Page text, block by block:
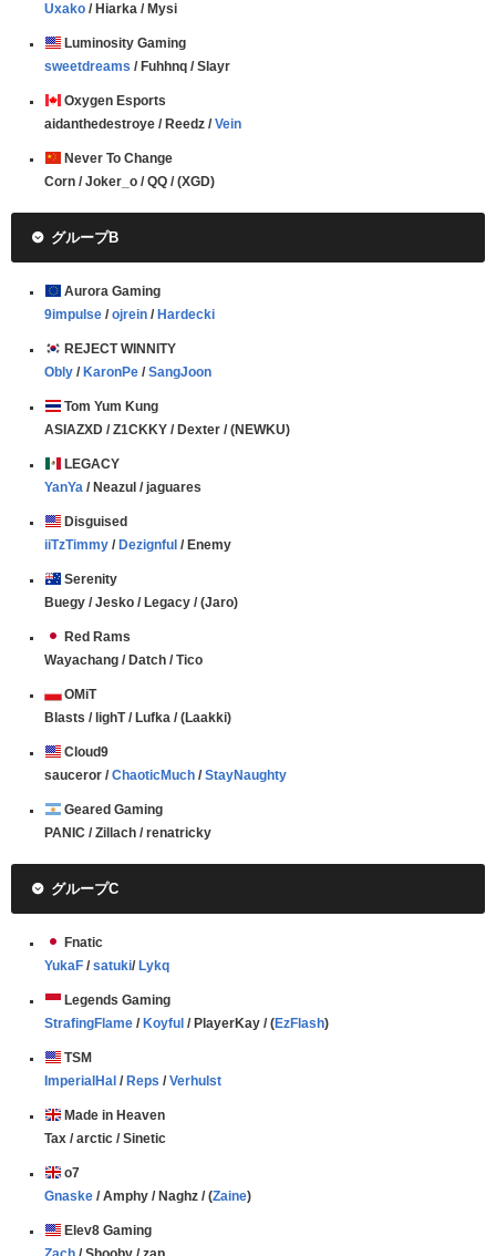
Uxako / Hiarka / Mysi
Luminosity Gaming
sweetdreams / Fuhhnq / Slayr
Oxygen Esports
aidanthedestroye / Reedz /Vein
Never To Change
Corn / Joker_o / QQ / (XGD)
グループB
Aurora Gaming
9impulse /ojrein / Hardecki
REJECT WINNITY
Obly / KaronPe /SangJoon
Tom Yum Kung
ASIAZXD / Z1CKKY / Dexter / (NEWKU)
LEGACY
YanYa / Neazul / jaguares
Disguised
iiTzTimmy / Dezignful / Enemy
Serenity
Buegy / Jesko / Legacy / (Jaro)
Red Rams
Wayachang / Datch / Tico
OMiT
Blasts / lighT / Lufka / (Laakki)
Cloud9
sauceror /ChaoticMuch /StayNaughty
Geared Gaming
PANIC / Zillach / renatricky
グループC
Fnatic
YukaF / satuki/ Lykq
Legends Gaming
StrafingFlame / Koyful / PlayerKay / (EzFlash)
TSM
ImperialHal / Reps / Verhulst
Made in Heaven
Tax / arctic / Sinetic
o7
Gnaske / Amphy / Naghz / (Zaine)
Elev8 Gaming